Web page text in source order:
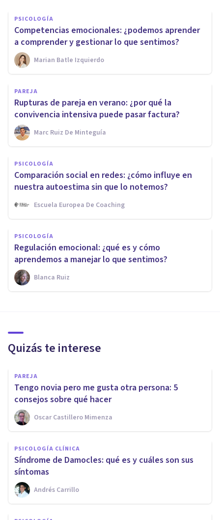
PSICOLOGÍA
Competencias emocionales: ¿podemos aprender
a comprender y gestionar lo que sentimos?
Marian Batle Izquierdo
PAREJA
Rupturas de pareja en verano: ¿por qué la
convivencia intensiva puede pasar factura?
Marc Ruiz De Minteguía
PSICOLOGÍA
Comparación social en redes: ¿cómo influye en
nuestra autoestima sin que lo notemos?
Escuela Europea De Coaching
PSICOLOGÍA
Regulación emocional: ¿qué es y cómo
aprendemos a manejar lo que sentimos?
Blanca Ruiz
Quizás te interese
PAREJA
Tengo novia pero me gusta otra persona: 5
consejos sobre qué hacer
Oscar Castillero Mimenza
PSICOLOGÍA CLÍNICA
Síndrome de Damocles: qué es y cuáles son sus
síntomas
Andrés Carrillo